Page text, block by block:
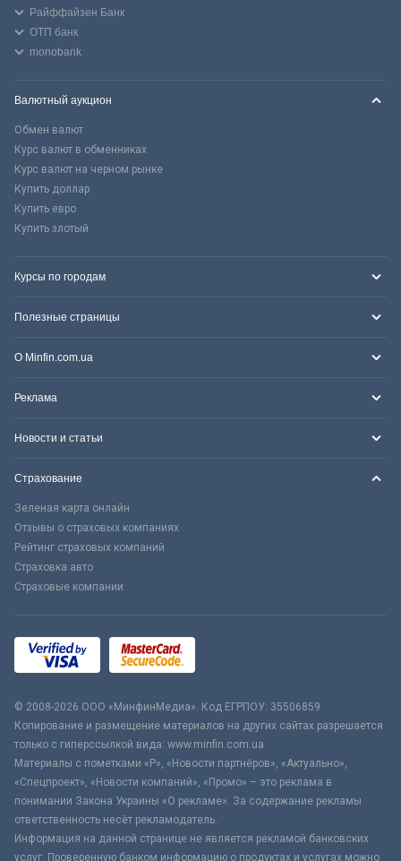
Райффайзен Банк
ОТП банк
monobank
Валютный аукцион
Обмен валют
Курс валют в обменниках
Курс валют на черном рынке
Купить доллар
Купить евро
Купить злотый
Курсы по городам
Полезные страницы
О Minfin.com.ua
Реклама
Новости и статьи
Страхование
Зеленая карта онлайн
Отзывы о страховых компаниях
Рейтинг страховых компаний
Страховка авто
Страховые компании
© 2008-2026 ООО «МинфинМедиа». Код ЕГРПОУ: 35506859
Копирование и размещение материалов на других сайтах разрешается
только с гиперссылкой вида: www.minfin.com.ua
Материалы с пометками «Р», «Новости партнёров», «Актуально»,
«Спецпроект», «Новости компаний», «Промо» – это реклама в
понимании Закона Украины «О рекламе». За содержание рекламы
ответственность несёт рекламодатель.
Информация на данной странице не является рекламой банковских
услуг. Проверенную банком информацию о продуктах и услугах можно